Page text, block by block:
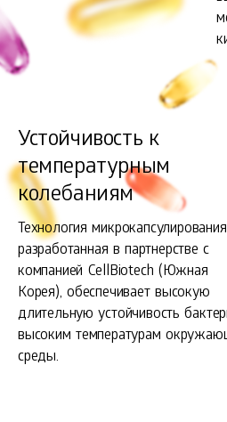
Устойчивость к
температурным
колебаниям
Технология
разработанная в партнерстве с
компанией CellBiotech (Южная
Корея), обеспечивает высокую
длительную устойчивость
высоким температурам
среды.